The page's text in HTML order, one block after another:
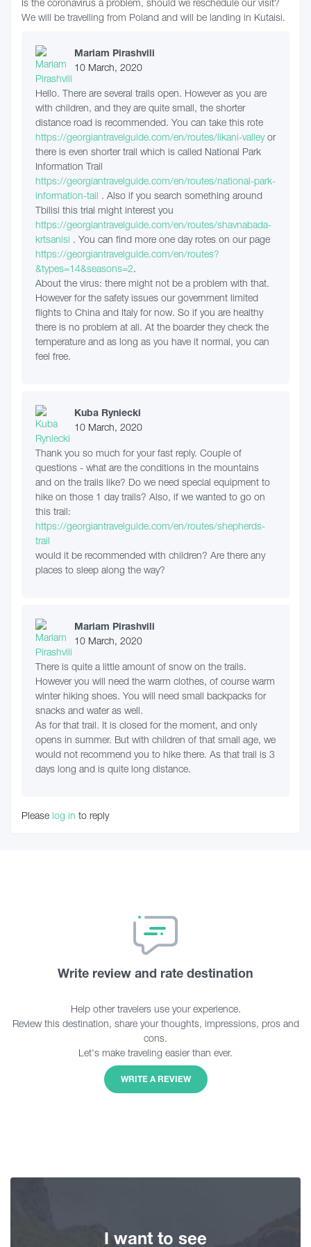
Is the coronavirus a problem, should we reschedule our visit?
We will be travelling from Poland and will be landing in Kutaisi.
Mariam Pirashvili
10 March, 2020
Hello. There are several trails open. However as you are
with children, and they are quite small, the shorter
distance road is recommended. You can take this rote
https://georgiantravelguide.com/en/routes/likani-valleyor
there is even shorter trail which is called National Park
Information Trail
https://georgiantravelguide.com/en/routes/national-park-
information-tail . Also if you search something around
Tbilisi this trial might interest you
https://georgiantravelguide.com/en/routes/shavnabada-
krtsanisi . You can find more one day rotes on our page
https://georgiantravelguide.com/en/routes?
&types=14&seasons=2.
About the virus: there might not be a problem with that.
However for the safety issues our government limited
flights to China and Italy for now. So if you are healthy
there is no problem at all. At the boarder they check the
temperature and as long as you have it normal, you can
feel free.
Kuba Ryniecki
10 March, 2020
Thank you so much for your fast reply. Couple of
questions - what are the conditions in the mountains
and on the trails like? Do we need special equipment to
hike on those 1 day trails? Also, if we wanted to go on
this trail:
https://georgiantravelguide.com/en/routes/shepherds-
trail
would it be recommended with children? Are there any
places to sleep along the way?
Mariam Pirashvili
10 March, 2020
There is quite a little amount of snow on the trails.
However you will need the warm clothes, of course warm
winter hiking shoes. You will need small backpacks for
snacks and water as well.
As for that trail. It is closed for the moment, and only
opens in summer. But with children of that small age, we
would not recommend you to hike there. As that trail is 3
days long and is quite long distance.
Please log in to reply
Write review and rate destination
Help other travelers use your experience.
Review this destination, share your thoughts, impressions, pros and
cons.
Let's make traveling easier than ever.
WRITE A REVIEW
I want to see